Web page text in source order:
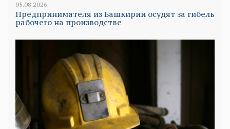
05.08.2026
Предпринимателя из Башкирии осудят за гибель
рабочего на производстве